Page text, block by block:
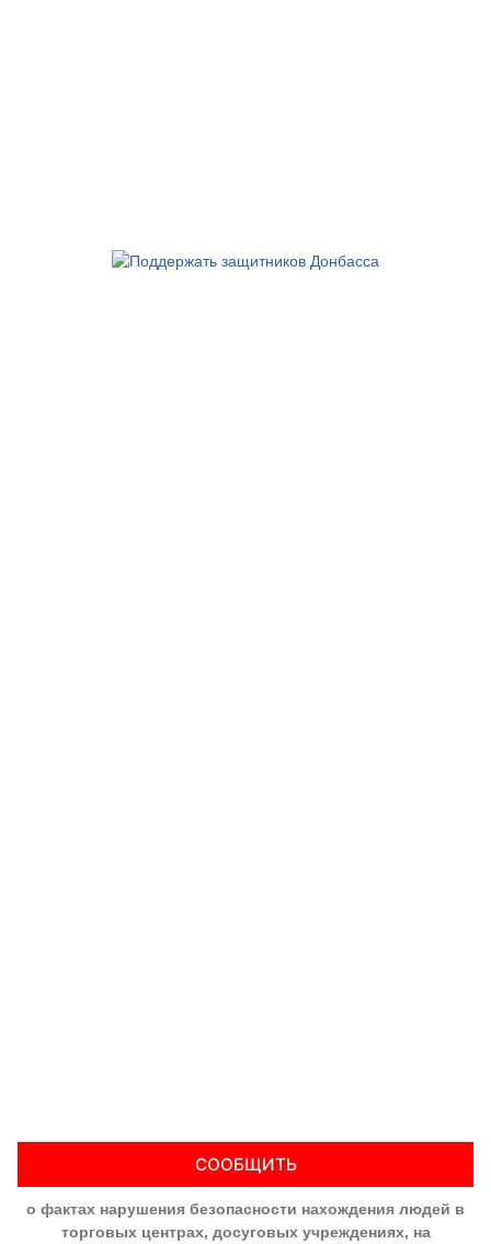
СООБЩИТЬ
о фактах нарушения безопасности нахождения людей в
торговых центрах, досуговых учреждениях, на